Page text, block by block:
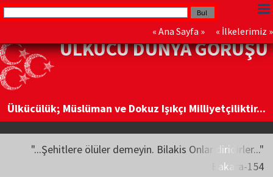
« Ana Sayfa » « İlkelerimiz »
ÜLKÜCÜ DÜNYA GÖRÜŞÜ
Ülkücülük; Müslüman ve Dokuz Işıkçı Milliyetçiliktir...
"...Şehitlere ölüler demeyin. Bilakis Onlar diridirler..."
Bakara-154